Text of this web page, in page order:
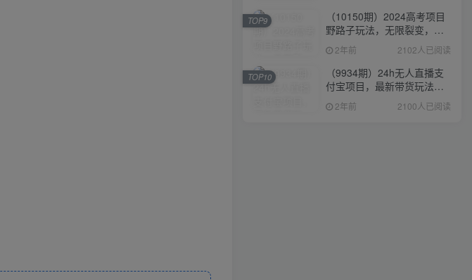
（10150期）2024高考项目
野路子玩法，无限裂变，最
高一天1W＋！
2年前 2102人已阅读
TOP9
（9934期）24h无人直播支
付宝项目，最新带货玩法，
纯躺赚实测日入500+
2年前 2100人已阅读
TOP10